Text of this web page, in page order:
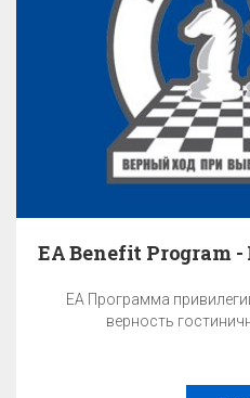
EA Программа
верность